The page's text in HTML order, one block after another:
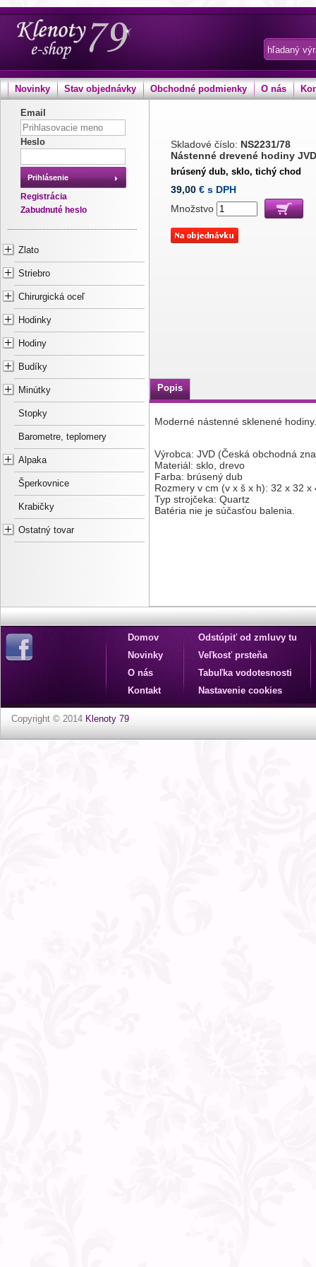
Novinky Stav objednávky Obchodné podmienky O nás
Email
Heslo
Prihlásenie
Registrácia
Zabudnuté heslo
Zlato
Striebro
Chirurgická oceľ
Hodinky
Hodiny
Budíky
Minútky
Stopky
Barometre, teplomery
Alpaka
Šperkovnice
Krabičky
Ostatný tovar
Skladové číslo: NS2231/78
Nástenné drevené hodiny JVD
brúsený dub, sklo, tichý chod
39,00 € s DPH
Množstvo
Popis
Moderné nástenné sklenené hodiny.
Výrobca: JVD (Česká obchodná
Materiál: sklo, drevo
Farba: brúsený dub
Rozmery v cm (v x š x h): 32 x 32 x
Typ strojčeka: Quartz
Batéria nie je súčasťou balenia.
Domov
Novinky
O nás
Kontakt
Odstúpiť od zmluvy tu
Veľkosť prsteňa
Tabuľka vodotesnosti
Nastavenie cookies
Copyright © 2014 Klenoty 79